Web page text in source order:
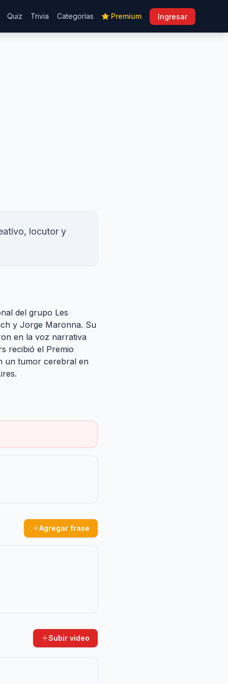
Quiz Trivia Categorías Premium Ingresar
locutor y
del grupo Les
y Jorge Maronna. Su
en la voz narrativa
recibió el Premio
un tumor cerebral en
Agregar frase
Subir video